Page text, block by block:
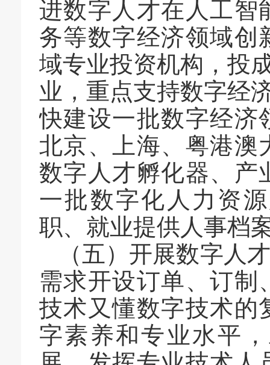
进数字人才在人工智
务等数字经济领域创
域专业投资机构，投
业，重点支持数字经
快建设一批数字经济
北京、上海、粤港澳
数字人才孵化器、产
一批数字化人力资
职、就业提供人事档
（五）开展数字人
需求开设订单、订制
技术又懂数字技术的
字素养和专业水平